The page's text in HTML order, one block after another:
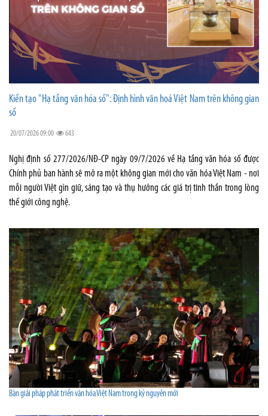
Kiến tạo "Hạ tầng văn hóa số": Định hình văn hoá Việt Nam trên không gian
số
20/07/2026 09:00 643
Nghị định số 277/2026/NĐ-CP ngày 09/7/2026 về Hạ tầng văn hóa số được
Chính phủ ban hành sẽ mở ra một không gian mới cho văn hóa Việt Nam - nơi
mỗi người Việt gìn giữ, sáng tạo và thụ hưởng các giá trị tinh thần trong lòng
thế giới công nghệ.
Bàn giải pháp phát triển văn hóa Việt Nam trong kỷ nguyên mới